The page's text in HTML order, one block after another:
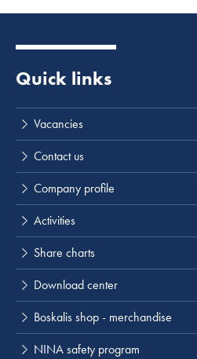
Lees meer
Quick links
Vacancies
Contact us
Company profile
Activities
Share charts
Download center
Boskalis shop - merchandise
NINA safety program